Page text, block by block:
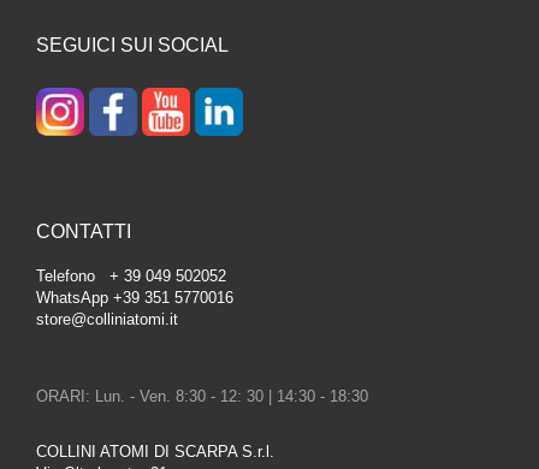
SEGUICI SUI SOCIAL
CONTATTI
Telefono + 39 049 502052
WhatsApp +39 351 5770016
store@colliniatomi.it
ORARI: Lun. - Ven. 8:30 - 12: 30 | 14:30 - 18:30
COLLINI ATOMI DI SCARPA S.r.l.